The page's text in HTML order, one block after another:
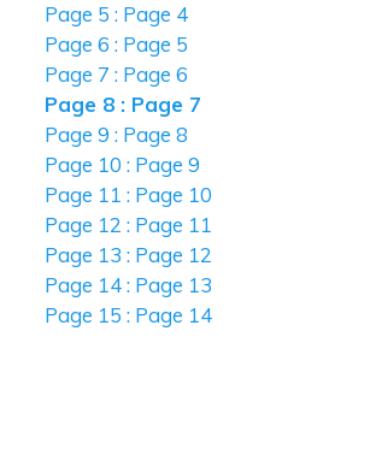
Page 5 : Page 4
Page 6 : Page 5
Page 7 : Page 6
Page 8 : Page 7
Page 9 : Page 8
Page 10 : Page 9
Page 11 : Page 10
Page 12 : Page 11
Page 13 : Page 12
Page 14 : Page 13
Page 15 : Page 14